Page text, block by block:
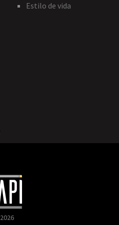
Estilo de vida
2026